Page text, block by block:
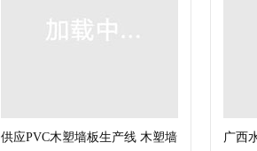
供应PVC木塑墙板生产线 木塑墙
广西